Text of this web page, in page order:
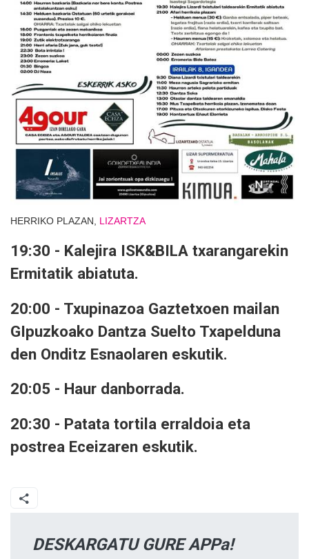
HERRIKO PLAZAN, LIZARTZA
19:30 - Kalejira ISK&BILA txarangarekin
Ermitatik abiatuta.
20:00 - Txupinazoa Gaztetxoen mailan
GIpuzkoako Dantza Suelto Txapelduna
den Onditz Esnaolaren eskutik.
20:05 - Haur danborrada.
20:30 - Patata tortila erraldoia eta
postrea Eceizaren eskutik.
DESKARGATU GURE APPa!